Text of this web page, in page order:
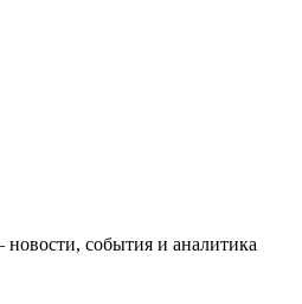
события и аналитика